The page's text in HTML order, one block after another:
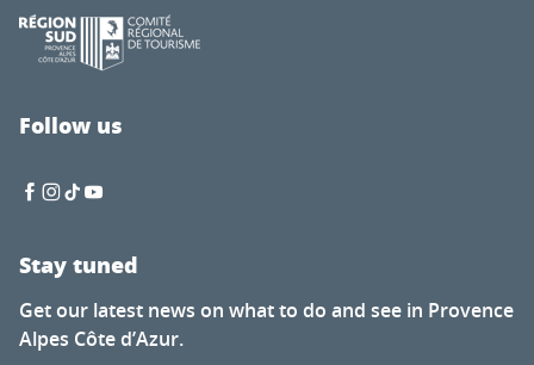
Pique-nique de Montplaisir
The night market
Exposition du pré de Mme Carle
Exposition - Les traditions provençales au pays gavot
Follow us
Stay tuned
Get our latest news on what to do and see in Provence
Alpes Côte d’Azur.